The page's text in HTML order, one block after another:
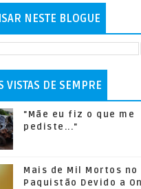
NESTE BLOGUE
VISTAS DE SEMPRE
"Mãe eu fiz o que me
pediste..."
Mais de Mil Mortos no
Paquistão Devido a